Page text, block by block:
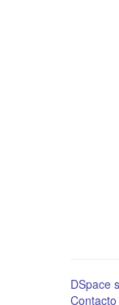
DSpace
Contacto